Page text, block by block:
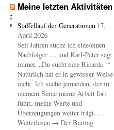
Meine letzten Aktivitäten
:
Staffellauf der Generationen 17.
April 2026
Seit Jahren suche ich eine/einen
Nachfolger … und Karl-Peter sagt
immer. „Du sucht eine Ricarda !“
Natürlich hat er in gewisser Weise
recht. Ich suche jemanden, der in
meinem Sinne meine Arbeit fort
führt, meine Werte und
Überzeugungen weiter trägt. …
Weiterlesen → Der Beitrag